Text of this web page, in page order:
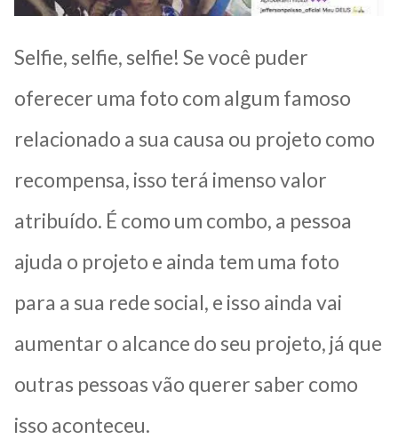
Selfie, selfie, selfie! Se você puder
oferecer uma foto com algum famoso
relacionado a sua causa ou projeto como
recompensa, isso terá imenso valor
atribuído. É como um combo, a pessoa
ajuda o projeto e ainda tem uma foto
para a sua rede social, e isso ainda vai
aumentar o alcance do seu projeto, já que
outras pessoas vão querer saber como
isso aconteceu.